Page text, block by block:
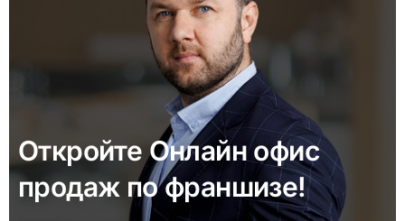
Откройте Онлайн офис
продаж по франшизе!